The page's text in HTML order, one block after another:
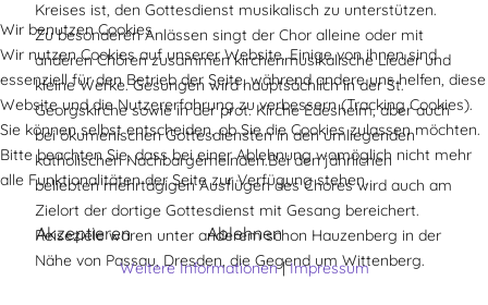
Kreises ist, den Gottesdienst musikalisch zu unterstützen.
Zu besonderen Anlässen singt der Chor alleine oder mit
anderen Chören zusammen kirchenmusikalische Lieder und
kleine Werke. Gesungen wird hauptsächlich in der St.
Georgskirche sowie in der prot. Kirche Edesheim, aber auch
bei ökumenischen Gottesdiensten in den umliegenden
katholischen Nachbargemeinden.Bei den jährlichen
beliebten mehrtägigen Ausflügen des Chores wird auch am
Zielort der dortige Gottesdienst mit Gesang bereichert.
Reiseziele waren unter anderem schon Hauzenberg in der
Nähe von Passau, Dresden, die Gegend um Wittenberg.
Wir benutzen Cookies
Wir nutzen Cookies auf unserer Website. Einige von ihnen sind
essenziell für den Betrieb der Seite, während andere uns helfen, diese
Website und die Nutzererfahrung zu verbessern (Tracking Cookies).
Sie können selbst entscheiden, ob Sie die Cookies zulassen möchten.
Bitte beachten Sie, dass bei einer Ablehnung womöglich nicht mehr
alle Funktionalitäten der Seite zur Verfügung stehen.
Akzeptieren Ablehnen
Weitere Informationen|Impressum